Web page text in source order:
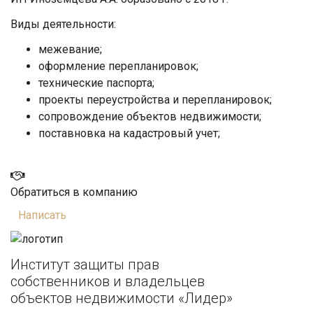
Виды деятельности:
межевание;
оформление перепланировок;
технические паспорта;
проекты переустройства и перепланировок;
сопровождение объектов недвижимости;
поставновка на кадастровый учет;
Обратиться в компанию
Написать
Институт защиты прав
собственников и владельцев
объектов недвижимости «Лидер»